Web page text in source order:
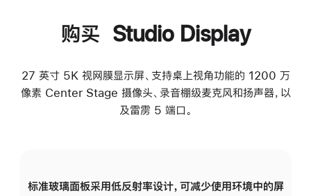
购买 Studio Display
27 英寸 5K 视网膜显示屏、支持桌上视角功能的 1200 万
像素 Center Stage 摄像头、录音棚级麦克风和扬声器，以
及雷雳 5 端口。
标准玻璃面板采用低反射率设计，可减少使用环境中的屏